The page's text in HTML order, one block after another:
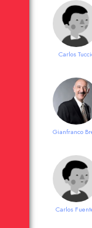
Carlos
Gianfranco
Carlos